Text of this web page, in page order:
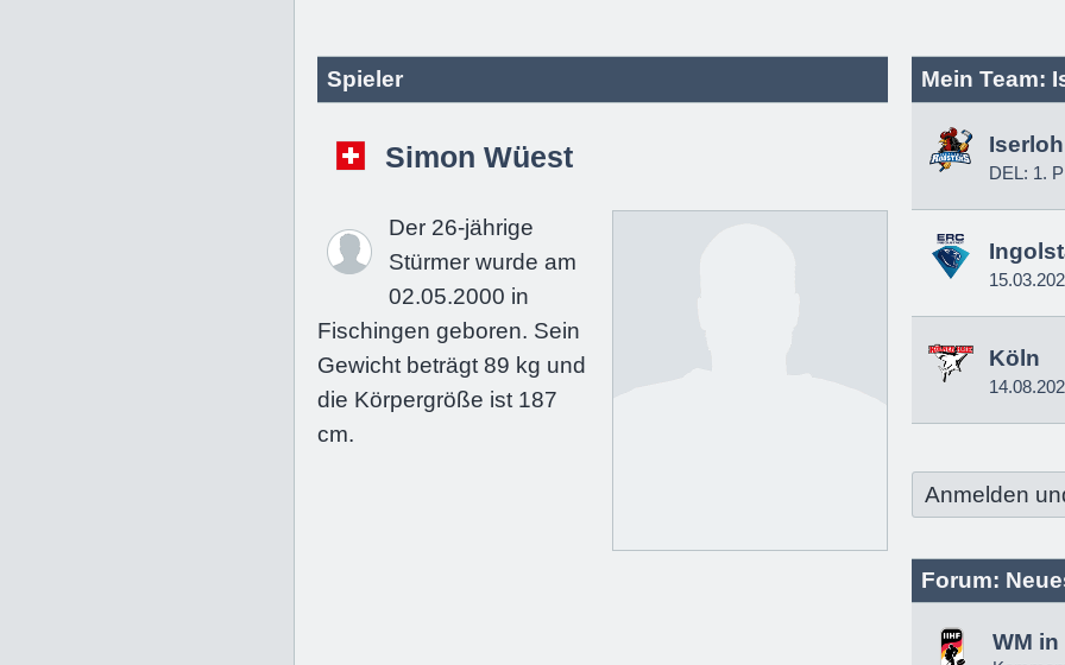
Spieler
Simon Wüest
Der 26-jährige
Stürmer wurde am
02.05.2000 in
Fischingen geboren. Sein
Gewicht beträgt 89 kg und
die Körpergröße ist 187
cm.
Mein Team:
DEL: 1.
Köln
Anmelden
Forum:
WM